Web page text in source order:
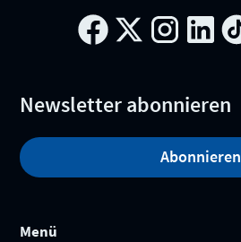
Newsletter abonnieren
Abonnieren
Menü